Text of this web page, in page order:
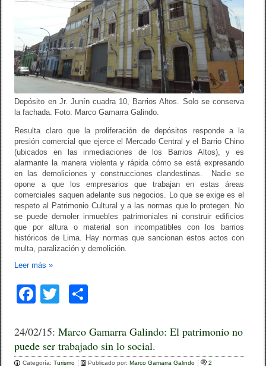
Depósito en Jr. Junín cuadra 10, Barrios Altos. Solo se conserva
la fachada. Foto: Marco Gamarra Galindo.
Resulta claro que la proliferación de depósitos responde a la
presión comercial que ejerce el Mercado Central y el Barrio Chino
(ubicados en las inmediaciones de los Barrios Altos), y es
alarmante la manera violenta y rápida cómo se está expresando
en las demoliciones y construcciones clandestinas. Nadie se
opone a que los empresarios que trabajan en estas áreas
comerciales saquen adelante sus negocios. Lo que se exige es el
respeto al Patrimonio Cultural y a las normas que lo protegen. No
se puede demoler inmuebles patrimoniales ni construir edificios
que por altura o material son incompatibles con los barrios
históricos de Lima. Hay normas que sancionan estos actos con
multa, paralización y demolición.
Leer más»
F
c
e
tt
er
m
p
24/02/15:Marco Gamarra Galindo: El patrimonio no
puede ser trabajado sin lo social.
Categoría:Turismo Publicado por:Marco Gamarra Galindo
2